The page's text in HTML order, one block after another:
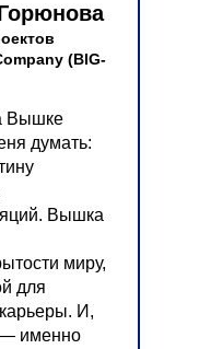
(BIG-
Вышке
думать:
Вышка
миру,
для
И,
— именно